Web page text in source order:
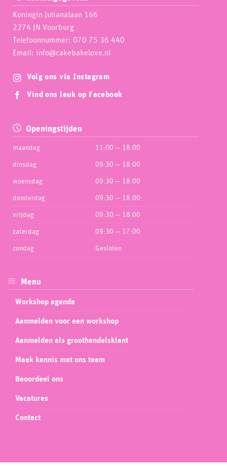
Koningin Julianalaan 166
2274 JN Voorburg
Telefoonnummer: 070 75 36 440
Email: info@cakebakelove.nl
Volg ons via Instagram
Vind ons leuk op Facebook
Openingstijden
maandag 11:00 — 18:00
dinsdag 09:30 — 18:00
woensdag 09:30 — 18:00
donderdag 09:30 — 18:00
vrijdag 09:30 — 18:00
zaterdag 09:30 — 17:00
zondag Gesloten
Menu
Workshop agenda
Aanmelden voor een workshop
Aanmelden als groothandelsklant
Maak kennis met ons team
Beoordeel ons
Vacatures
Contact